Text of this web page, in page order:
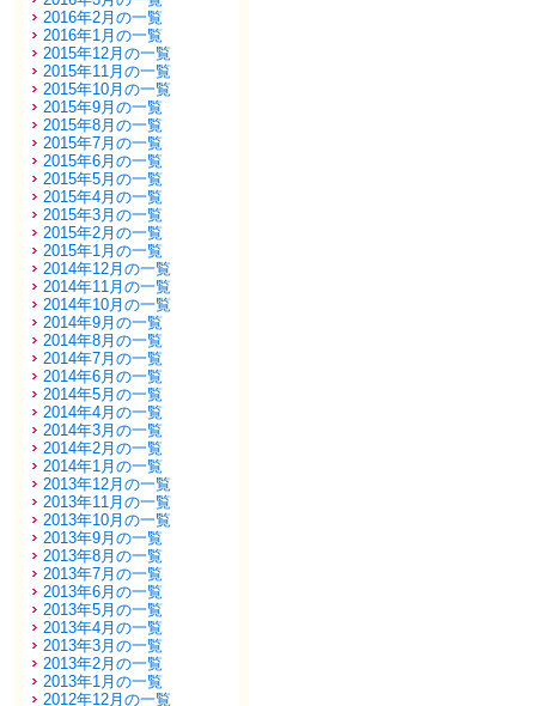
2016年2月の一覧
2016年1月の一覧
2015年12月の一覧
2015年11月の一覧
2015年10月の一覧
2015年9月の一覧
2015年8月の一覧
2015年7月の一覧
2015年6月の一覧
2015年5月の一覧
2015年4月の一覧
2015年3月の一覧
2015年2月の一覧
2015年1月の一覧
2014年12月の一覧
2014年11月の一覧
2014年10月の一覧
2014年9月の一覧
2014年8月の一覧
2014年7月の一覧
2014年6月の一覧
2014年5月の一覧
2014年4月の一覧
2014年3月の一覧
2014年2月の一覧
2014年1月の一覧
2013年12月の一覧
2013年11月の一覧
2013年10月の一覧
2013年9月の一覧
2013年8月の一覧
2013年7月の一覧
2013年6月の一覧
2013年5月の一覧
2013年4月の一覧
2013年3月の一覧
2013年2月の一覧
2013年1月の一覧
2012年12月の一覧